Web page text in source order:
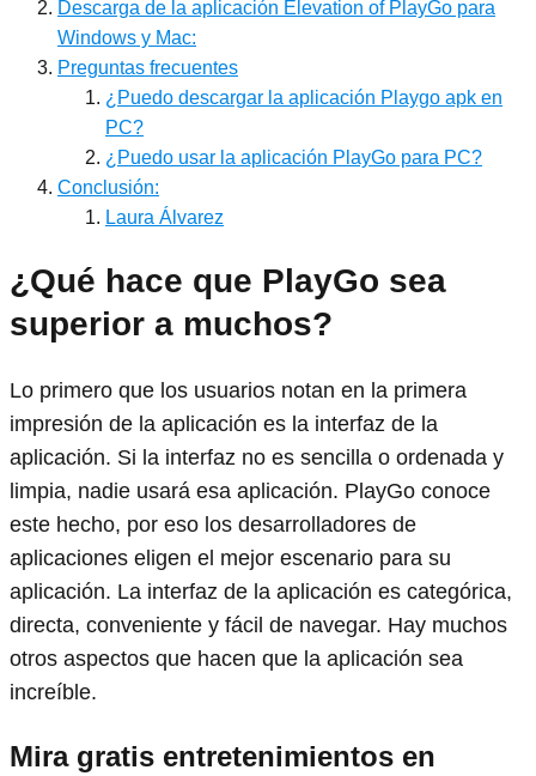
Descarga de la aplicación Elevation of PlayGo para
Windows y Mac:
Preguntas frecuentes
¿Puedo descargar la aplicación Playgo apk en
PC?
¿Puedo usar la aplicación PlayGo para PC?
Conclusión:
Laura Álvarez
¿Qué hace que PlayGo sea
superior a muchos?
Lo primero que los usuarios notan en la primera
impresión de la aplicación es la interfaz de la
aplicación. Si la interfaz no es sencilla o ordenada y
limpia, nadie usará esa aplicación. PlayGo conoce
este hecho, por eso los desarrolladores de
aplicaciones eligen el mejor escenario para su
aplicación. La interfaz de la aplicación es categórica,
directa, conveniente y fácil de navegar. Hay muchos
otros aspectos que hacen que la aplicación sea
increíble.
Mira gratis entretenimientos en